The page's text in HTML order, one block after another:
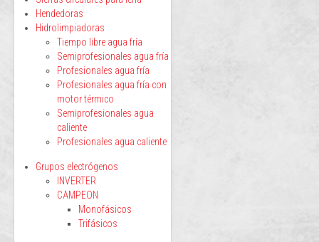
Hendedoras
Hidrolimpiadoras
Tiempo libre agua fría
Semiprofesionales agua fría
Profesionales agua fría
Profesionales agua fría con
motor térmico
Semiprofesionales agua
caliente
Profesionales agua caliente
Grupos electrógenos
INVERTER
CAMPEON
Monofásicos
Trifásicos